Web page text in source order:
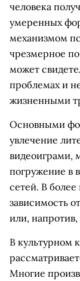
человека
умеренных
механизмом
чрезмерное
может
проблемах и
жизненными
Основными
увлечение
видеоиграми,
погружение в
сетей. В
зависимость
или,
В культурном
Многие